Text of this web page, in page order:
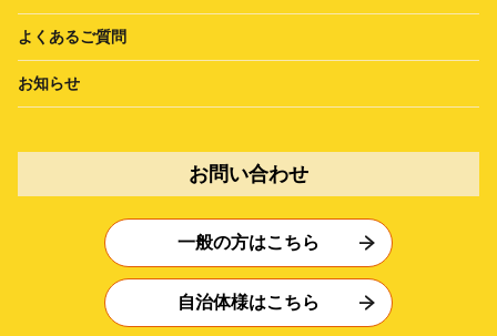
よくあるご質問
お知らせ
お問い合わせ
一般の方はこちら
自治体様はこちら